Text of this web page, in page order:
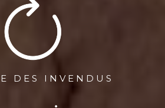
DES INVENDUS